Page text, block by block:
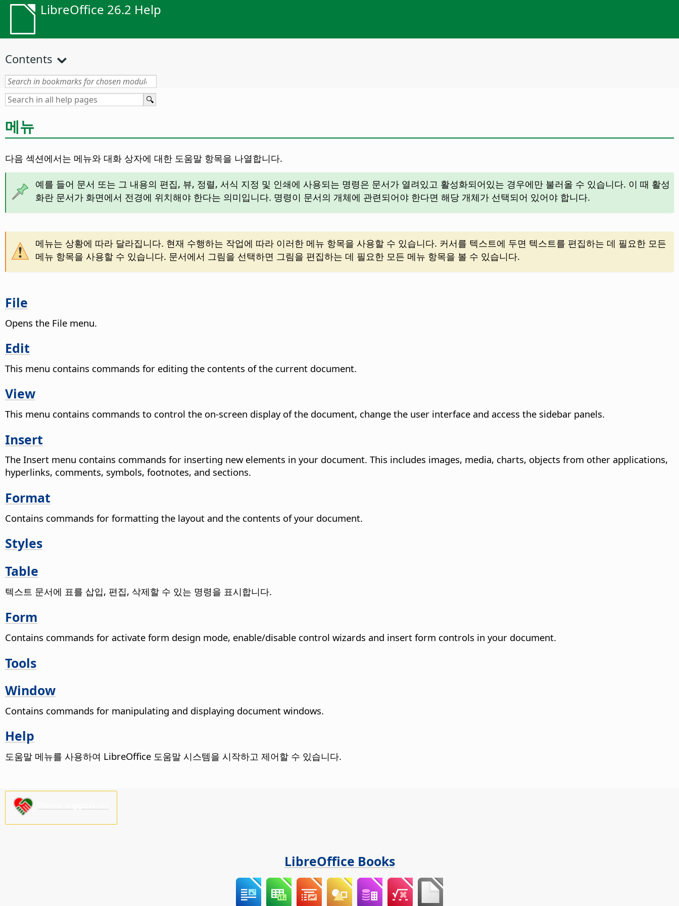
LibreOffice 26.2 Help
Contents
메뉴
다음 섹션에서는 메뉴와 대화 상자에 대한 도움말 항목을 나열합니다.
예를 들어 문서 또는 그 내용의 편집, 뷰, 정렬, 서식 지정 및 인쇄에 사용되는 명령은 문서가 열려있고 활성화되어있는 경우에만 불러올 수 있습니다. 이 때 활성
화란 문서가 화면에서 전경에 위치해야 한다는 의미입니다. 명령이 문서의 개체에 관련되어야 한다면 해당 개체가 선택되어 있어야 합니다.
메뉴는 상황에 따라 달라집니다. 현재 수행하는 작업에 따라 이러한 메뉴 항목을 사용할 수 있습니다. 커서를 텍스트에 두면 텍스트를 편집하는 데 필요한 모든
메뉴 항목을 사용할 수 있습니다. 문서에서 그림을 선택하면 그림을 편집하는 데 필요한 모든 메뉴 항목을 볼 수 있습니다.
File
Opens the File menu.
Edit
This menu contains commands for editing the contents of the current document.
View
This menu contains commands to control the on-screen display of the document, change the user interface and access the sidebar panels.
Insert
The Insert menu contains commands for inserting new elements in your document. This includes images, media, charts, objects from other applications,
hyperlinks, comments, symbols, footnotes, and sections.
Format
Contains commands for formatting the layout and the contents of your document.
Styles
Table
텍스트 문서에 표를 삽입, 편집, 삭제할 수 있는 명령을 표시합니다.
Form
Contains commands for activate form design mode, enable/disable control wizards and insert form controls in your document.
Tools
Window
Contains commands for manipulating and displaying document windows.
Help
도움말 메뉴를 사용하여 LibreOffice 도움말 시스템을 시작하고 제어할 수 있습니다.
LibreOffice Books